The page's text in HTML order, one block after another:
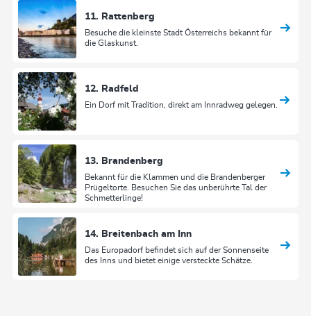
11. Rattenberg
Besuche die kleinste Stadt Österreichs bekannt für
die Glaskunst.
12. Radfeld
Ein Dorf mit Tradition, direkt am Innradweg gelegen.
13. Brandenberg
Bekannt für die Klammen und die Brandenberger
Prügeltorte. Besuchen Sie das unberührte Tal der
Schmetterlinge!
14. Breitenbach am Inn
Das Europadorf befindet sich auf der Sonnenseite
des Inns und bietet einige versteckte Schätze.